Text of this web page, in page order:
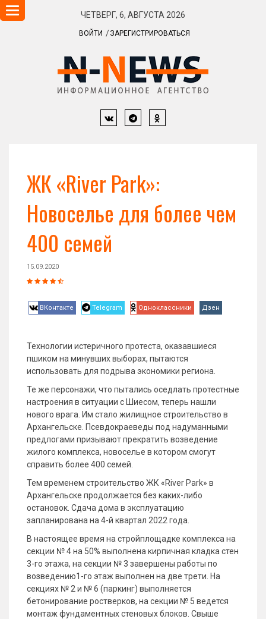
ЧЕТВЕРГ, 6, АВГУСТА 2026
ВОЙТИ ЗАРЕГИСТРИРОВАТЬСЯ
Навигация
ЖК «River Park»:
Новоселье для более чем
400 семей
15.09.2020
ВКонтакте Telegram Одноклассники Дзен
Технологии истеричного протеста, оказавшиеся
пшиком на минувших выборах, пытаются
использовать для подрыва экономики региона.
Те же персонажи, что пытались оседлать протестные
настроения в ситуации с Шиесом, теперь нашли
нового врага. Им стало жилищное строительство в
Архангельске. Псевдокраеведы под надуманными
предлогами призывают прекратить возведение
жилого комплекса, новоселье в котором смогут
справить более 400 семей.
Тем временем строительство ЖК «River Park» в
Архангельске продолжается без каких-либо
остановок. Сдача дома в эксплуатацию
запланирована на 4-й квартал 2022 года.
В настоящее время на стройплощадке комплекса на
секции № 4 на 50% выполнена кирпичная кладка стен
3-го этажа, на секции № 3 завершены работы по
возведению1-го этаж выполнен на две трети. На
секциях № 2 и № 6 (паркинг) выполняется
бетонирование ростверков, на секции № 5 ведется
монтаж фундаментных стеновых блоков. Свыше